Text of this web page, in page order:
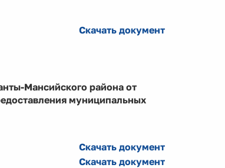
Скачать документ
Мансийского района от
муниципальных
Скачать документ
Скачать документ